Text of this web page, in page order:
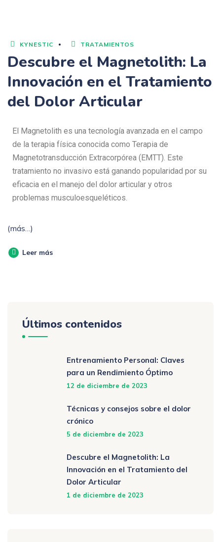
KYNESTIC TRATAMIENTOS
Descubre el Magnetolith: La
Innovación en el Tratamiento
del Dolor Articular
El Magnetolith es una tecnología avanzada en el campo
de la terapia física conocida como Terapia de
Magnetotransducción Extracorpórea (EMTT). Este
tratamiento no invasivo está ganando popularidad por su
eficacia en el manejo del dolor articular y otros
problemas musculoesqueléticos.
(más…)
Leer más
Últimos contenidos
Entrenamiento Personal: Claves
para un Rendimiento Óptimo
12 de diciembre de 2023
Técnicas y consejos sobre el dolor
crónico
5 de diciembre de 2023
Descubre el Magnetolith: La
Innovación en el Tratamiento del
Dolor Articular
1 de diciembre de 2023